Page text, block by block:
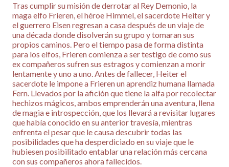
Tras cumplir su misión de derrotar al Rey Demonio, la
maga elfo Frieren, el héroe Himmel, el sacerdote Heiter y
el guerrero Eisen regresan a casa después de un viaje de
una década donde disolverán su grupo y tomaran sus
propios caminos. Pero el tiempo pasa de forma distinta
para los elfos, Frieren comienza a ser testigo de como sus
ex compañeros sufren sus estragos y comienzan a morir
lentamente y uno a uno. Antes de fallecer, Heiter el
sacerdote le impone a Frieren un aprendiz humana llamada
Fern. Llevados por la afición que tiene la alfa por recolectar
hechizos mágicos, ambos emprenderán una aventura, llena
de magia e introspección, que los llevará a revisitar lugares
que había conocido en su anterior travesía, mientras
enfrenta el pesar que le causa descubrir todas las
posibilidades que ha desperdiciado en su viaje que le
hubiesen posibilitado entablar una relación más cercana
con sus compañeros ahora fallecidos.